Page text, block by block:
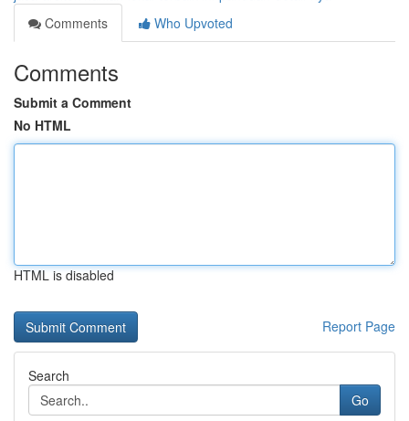
Comments
Who Upvoted
Comments
Submit a Comment
No HTML
HTML is disabled
Report Page
Search
Go